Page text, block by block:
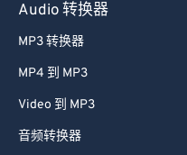
Audio 转换器
MP3 转换器
MP4 到 MP3
Video 到 MP3
音频转换器